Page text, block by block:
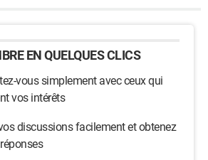
EN QUELQUES CLICS
vous simplement avec ceux qui
vos intérêts
discussions facilement et obtenez